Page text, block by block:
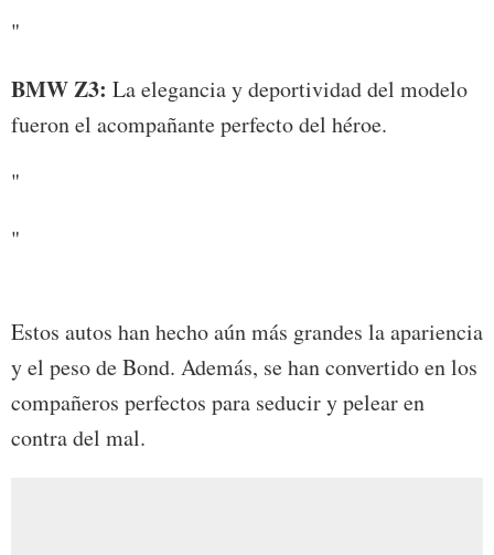
"
BMW Z3: La elegancia y deportividad del modelo
fueron el acompañante perfecto del héroe.
"
"
Estos autos han hecho aún más grandes la apariencia
y el peso de Bond. Además, se han convertido en los
compañeros perfectos para seducir y pelear en
contra del mal.